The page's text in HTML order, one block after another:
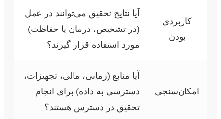
کاربردی
بودن
آیا نتایج تحقیق می‌توانند در عمل
(در تشخیص، درمان یا حفاظت)
مورد استفاده قرار گیرند؟
امکان‌سنجی
آیا منابع (زمانی، مالی، تجهیزات،
دسترسی به داده) برای انجام
تحقیق در دسترس هستند؟